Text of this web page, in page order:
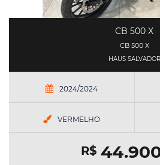
CB 500 X
CB 500 X
HAUS SALVADOR
2024/2024
VERMELHO
R$